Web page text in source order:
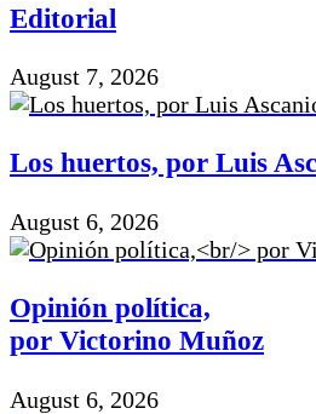
Editorial
August 7, 2026
Los huertos, por Luis
August 6, 2026
Opinión política,
por Victorino Muñoz
August 6, 2026